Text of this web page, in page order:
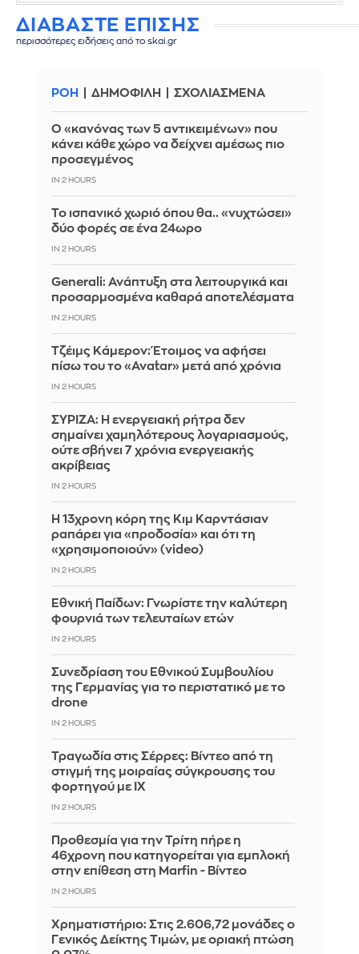
ΔΙΑΒΑΣΤΕ ΕΠΙΣΗΣ
περισσότερες ειδήσεις από το skai.gr
ΡΟΗ ΔΗΜΟΦΙΛΗ ΣΧΟΛΙΑΣΜΕΝΑ
Ο «κανόνας των 5 αντικειμένων» που
κάνει κάθε χώρο να δείχνει αμέσως πιο
προσεγμένος
IN 2 HOURS
Το ισπανικό χωριό όπου θα.. «νυχτώσει»
δύο φορές σε ένα 24ωρο
IN 2 HOURS
Generali: Ανάπτυξη στα λειτουργικά και
προσαρμοσμένα καθαρά αποτελέσματα
IN 2 HOURS
Τζέιμς Κάμερον: Έτοιμος να αφήσει
πίσω του το «Avatar» μετά από χρόνια
IN 2 HOURS
ΣΥΡΙΖΑ: Η ενεργειακή ρήτρα δεν
σημαίνει χαμηλότερους λογαριασμούς,
ούτε σβήνει 7 χρόνια ενεργειακής
ακρίβειας
IN 2 HOURS
Η 13χρονη κόρη της Κιμ Καρντάσιαν
ραπάρει για «προδοσία» και ότι τη
«χρησιμοποιούν» (video)
IN 2 HOURS
Εθνική Παίδων: Γνωρίστε την καλύτερη
φουρνιά των τελευταίων ετών
IN 2 HOURS
Συνεδρίαση του Εθνικού Συμβουλίου
της Γερμανίας για το περιστατικό με το
drone
IN 2 HOURS
Τραγωδία στις Σέρρες: Βίντεο από τη
στιγμή της μοιραίας σύγκρουσης του
φορτηγού με ΙΧ
IN 2 HOURS
Προθεσμία για την Τρίτη πήρε η
46χρονη που κατηγορείται για εμπλοκή
στην επίθεση στη Marfin - Βίντεο
IN 2 HOURS
Χρηματιστήριο: Στις 2.606,72 μονάδες ο
Γενικός Δείκτης Τιμών, με οριακή πτώση